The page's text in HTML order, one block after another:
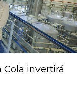
invertirá